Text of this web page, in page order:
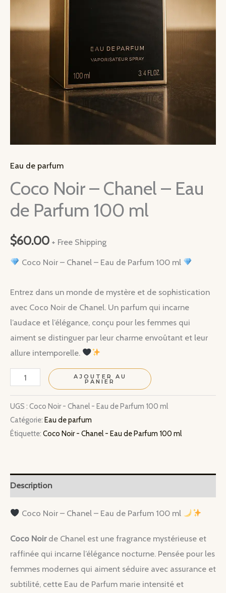
Eau de parfum
Coco Noir – Chanel – Eau
de Parfum 100 ml
$60.00 + Free Shipping
Coco Noir – Chanel – Eau de Parfum 100 ml
Entrez dans un monde de mystère et de sophistication
avec Coco Noir de Chanel. Un parfum qui incarne
l’audace et l’élégance, conçu pour les femmes qui
aiment se distinguer par leur charme envoûtant et leur
allure intemporelle.
quantité
Coco
Noir
-
Eau
de
Parfum
ml
AJOUTER AU
PANIER
UGS : Coco Noir - Chanel - Eau de Parfum 100 ml
Catégorie: Eau de parfum
Étiquette: Coco Noir - Chanel - Eau de Parfum 100 ml
Description
Coco Noir – Chanel – Eau de Parfum 100 ml
Coco Noirde Chanel est une fragrance mystérieuse et
raffinée qui incarne l’élégance nocturne. Pensée pour les
femmes modernes qui aiment séduire avec assurance et
subtilité, cette Eau de Parfum marie intensité et